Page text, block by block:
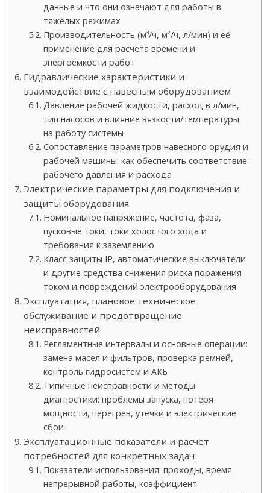
данные и что они означают для работы в
тяжёлых режимах
Производительность (м³/ч, м²/ч, л/мин) и её
применение для расчёта времени и
энергоёмкости работ
Гидравлические характеристики и
взаимодействие с навесным оборудованием
Давление рабочей жидкости, расход в л/мин,
тип насосов и влияние вязкости/температуры
на работу системы
Сопоставление параметров навесного орудия и
рабочей машины: как обеспечить соответствие
рабочего давления и расхода
Электрические параметры для подключения и
защиты оборудования
Номинальное напряжение, частота, фаза,
пусковые токи, токи холостого хода и
требования к заземлению
Класс защиты IP, автоматические выключатели
и другие средства снижения риска поражения
током и повреждений электрооборудования
Эксплуатация, плановое техническое
обслуживание и предотвращение
неисправностей
Регламентные интервалы и основные операции:
замена масел и фильтров, проверка ремней,
контроль гидросистем и АКБ
Типичные неисправности и методы
диагностики: проблемы запуска, потеря
мощности, перегрев, утечки и электрические
сбои
Эксплуатационные показатели и расчёт
потребностей для конкретных задач
Показатели использования: проходы, время
непрерывной работы, коэффициент